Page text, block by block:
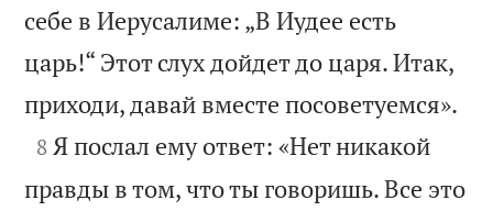
себе в Иерусалиме: „В Иудее есть
царь!“ Этот слух дойдет до царя. Итак,
приходи, давай вместе посоветуемся».

8 Я послал ему ответ: «Нет никакой
правды в том, что ты говоришь. Все это